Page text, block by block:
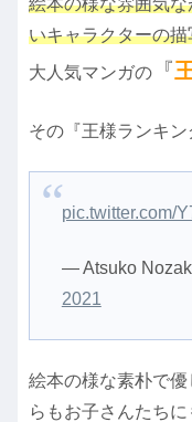
絵本の様な雰囲気
いキャラクターの描
大人気マンガの
『
その『王様ランキン
pic.twitter.com/
— Atsuko
2021
絵本の様な素朴で
らもお子さんたちに